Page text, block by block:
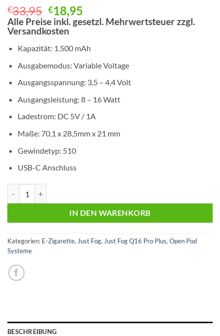
€33,95 Ursprünglicher
Preis
war:
€33,95
€18,95
Preis
€18,95.
Alle Preise inkl. gesetzl. Mehrwertsteuer zzgl.
Versandkosten
Kapazität: 1.500 mAh
Ausgabemodus: Variable Voltage
Ausgangsspannung: 3,5 – 4,4 Volt
Ausgangsleistung: 8 – 16 Watt
Ladestrom: DC 5V / 1A
Maße: 70,1 x 28,5mm x 21 mm
Gewindetyp: 510
USB-C Anschluss
IN DEN WARENKORB
Kategorien: E-Zigarette, Just Fog, Just Fog Q16 Pro Plus, Open Pod
Systeme
BESCHREIBUNG